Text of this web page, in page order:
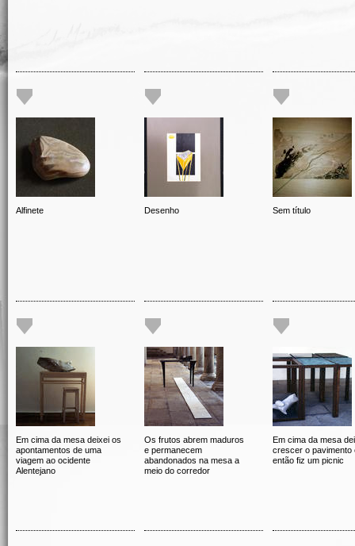
Alfinete Desenho Sem título
Em cima da mesa deixei os
apontamentos de uma
viagem ao ocidente
Alentejano
Os frutos abrem maduros
e permanecem
abandonados na mesa a
meio do corredor
Em cima da mesa
crescer o pavimento
então fiz um picnic